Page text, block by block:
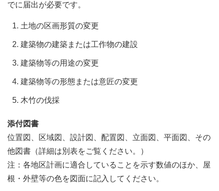
でに届出が必要です。
土地の区画形質の変更
建築物の建築または工作物の建設
建築物等の用途の変更
建築物等の形態または意匠の変更
木竹の伐採
添付図書
位置図、区域図、設計図、配置図、立面図、平面図、その
他図書（詳細は別表をご覧ください。）
注：各地区計画に適合していることを示す数値のほか、屋
根・外壁等の色を図面に記入してください。